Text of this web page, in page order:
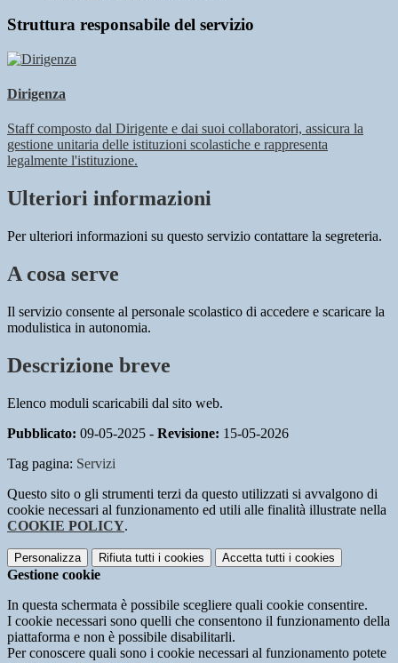
Struttura responsabile del servizio
Dirigenza
Staff composto dal Dirigente e dai suoi collaboratori, assicura la
gestione unitaria delle istituzioni scolastiche e rappresenta
legalmente l'istituzione.
Ulteriori informazioni
Per ulteriori informazioni su questo servizio contattare la segreteria.
A cosa serve
Il servizio consente al personale scolastico di accedere e scaricare la
modulistica in autonomia.
Descrizione breve
Elenco moduli scaricabili dal sito web.
Pubblicato: 09-05-2025 - Revisione: 15-05-2026
Tag pagina: Servizi
Questo sito o gli strumenti terzi da questo utilizzati si avvalgono di
cookie necessari al funzionamento ed utili alle finalità illustrate nella
COOKIE POLICY.
Personalizza Rifiuta tutti i cookies Accetta tutti i cookies
Gestione cookie
In questa schermata è possibile scegliere quali cookie consentire.
I cookie necessari sono quelli che consentono il funzionamento della
piattaforma e non è possibile disabilitarli.
Per conoscere quali sono i cookie necessari al funzionamento potete